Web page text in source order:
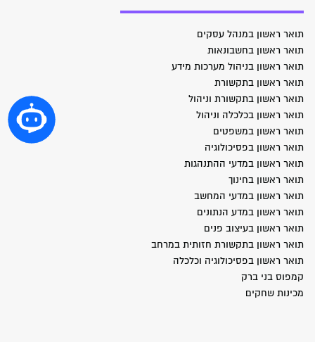
תואר ראשון במנהל עסקים
תואר ראשון בחשבונאות
תואר ראשון בניהול מערכות מידע
תואר ראשון בתקשורת
תואר ראשון בתקשורת וניהול
תואר ראשון בכלכלה וניהול
תואר ראשון במשפטים
תואר ראשון בפסיכולוגיה
תואר ראשון במדעי ההתנהגות
תואר ראשון בחינוך
תואר ראשון במדעי המחשב
תואר ראשון במדע הנתונים
תואר ראשון בעיצוב פנים
תואר ראשון בתקשורת חזותית במרחב
תואר ראשון בפסיכולוגיה וכלכלה
קמפוס בני ברק
מכינות שחקים